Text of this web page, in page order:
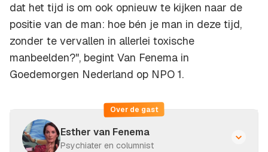
dat het tijd is om ook opnieuw te kijken naar de
positie van de man: hoe bén je man in deze tijd,
zonder te vervallen in allerlei toxische
manbeelden?", begint Van Fenema in
Goedemorgen Nederland op NPO 1.
Over de gast
Esther van Fenema
Psychiater en columnist